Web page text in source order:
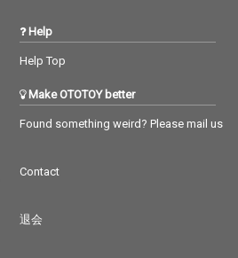
Help
Help Top
Make OTOTOY better
Found something weird? Please mail us
Contact
退会